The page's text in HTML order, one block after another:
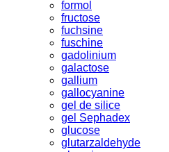
formol
fructose
fuchsine
fuschine
gadolinium
galactose
gallium
gallocyanine
gel de silice
gel Sephadex
glucose
glutarzaldehyde